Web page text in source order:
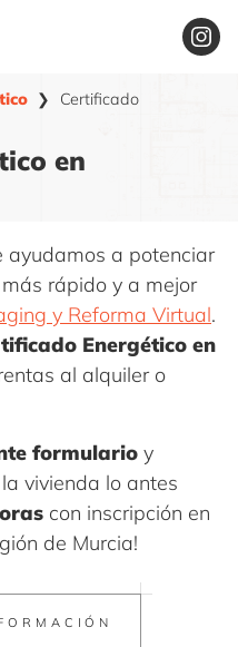
❯
Certificado
en
ayudamos a potenciar
rápido y a mejor
y Reforma Virtual.
Energético en
al alquiler o
formulario y
vivienda lo antes
con inscripción en
de Murcia!